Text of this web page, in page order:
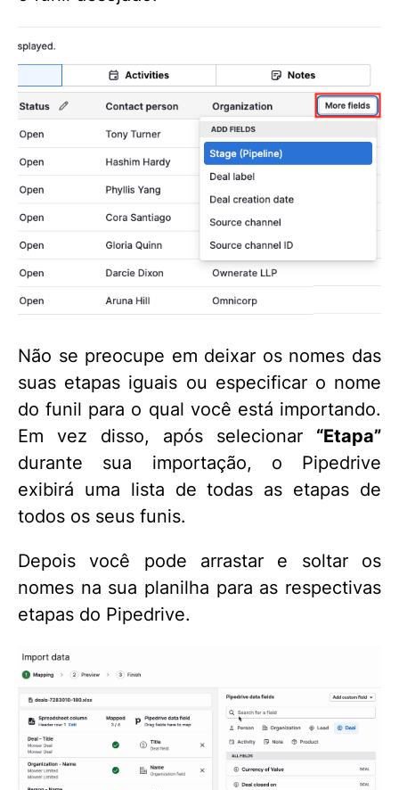
Não se preocupe em deixar os nomes das
suas etapas iguais ou especificar o nome
do funil para o qual você está importando.
Em vez disso, após selecionar “Etapa”
durante sua importação, o Pipedrive
exibirá uma lista de todas as etapas de
todos os seus funis.
Depois você pode arrastar e soltar os
nomes na sua planilha para as respectivas
etapas do Pipedrive.